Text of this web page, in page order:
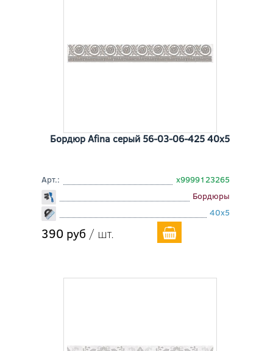
Бордюр Afina серый 56-03-06-425 40x5
Арт.:
х9999123265
Бордюры
40x5
390 руб / шт.